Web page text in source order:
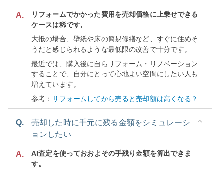
A.
リフォームでかかった費用を売却価格に上乗せできる
ケースは稀です。
大抵の場合、壁紙や床の簡易修繕など、すぐに住めそ
うだと感じられるような最低限の改善で十分です。
最近では、購入後に自らリフォーム・リノベーション
することで、自分にとって心地よい空間にしたい人も
増えています。
参考： リフォームしてから売ると売却額は高くなる？
Q.
売却した時に手元に残る金額をシミュレーシ
ョンしたい
A.
AI査定を使っておおよその手残り金額を算出できま
す。